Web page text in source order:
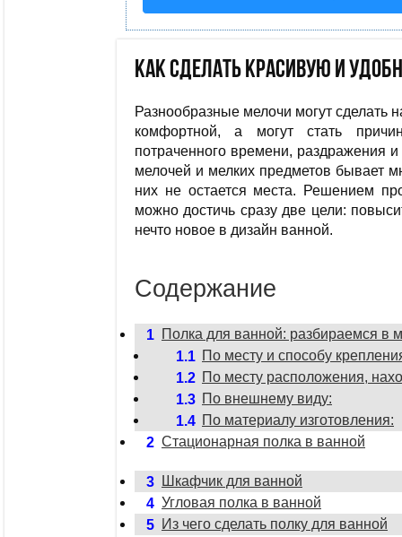
Как сделать красивую и
Разнообразные мелочи могут сделать
комфортной, а могут стать
потраченного времени, раздражения
мелочей и мелких предметов бывает
них не остается места. Решением
можно достичь сразу две цели:
нечто новое в дизайн ванной.
Содержание
1
Полка для ванной: разбираемся в
1.1 По месту и способу
1.2 По месту расположения,
1.3 По внешнему виду:
1.4 По материалу изготовления:
2 Стационарная полка в ванной
3
Шкафчик для ванной
4 Угловая полка в ванной
5
Из чего сделать полку для ванной